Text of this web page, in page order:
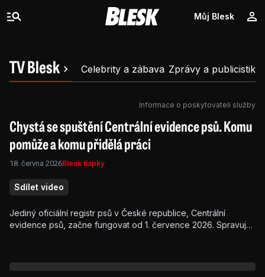
Můj Blesk
TV Blesk Celebrity a zábava Zprávy a publicistika
Informace o poskytovateli služby
Chystá se spuštění Centrální evidence psů. Komu
pomůže a komu přidělá práci
18. června 2026Blesk tlapky
Sdílet video
Jediný oficiální registr psů v České republice, Centrální
evidence psů, začne fungovat od 1. července 2026. Spravuje